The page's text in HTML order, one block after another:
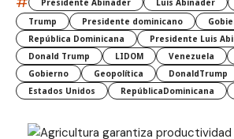
Trump
Presidente dominicano
República Dominicana
Presidente Luis
Donald Trump
LIDOM Venezuela
Gobierno
Geopolítica DonaldTrump
Estados Unidos
RepúblicaDominicana